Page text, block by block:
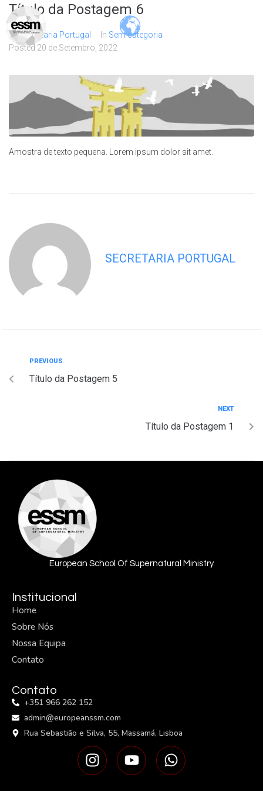
Título da Postagem 6
BySecretaria Portugal In Sem categoria
Posted 20 de Setembro, 2022
Amostra de texto pequena. Lorem ipsum dolor sit amet.
SECRETARIA PORTUGAL
PREVIOUS
Título da Postagem 5
NEXT
Título da Postagem 1
European School Of Supernatural Ministry
Institucional
Home
Sobre Nós
Nossa Equipa
Contato
Contato
+351 966 262 152
admin@europeanssm.com
Rua Sebastião e Silva, 55, Massamá, Lisboa